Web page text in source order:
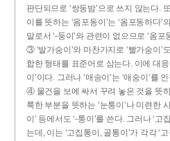
판단되므로 ‘쌍둥밤’으로 쓰지 않는다.
이를 뜻하는 ‘옴포동이’는 ‘옴포동하다’
말로서 ‘-둥이’와 관련이 없으므로 ‘옴
③ ‘발가숭이’와 마찬가지로 ‘빨가숭이’
합한 형태를 표준어로 삼는다. 이에 대
이’이다. 그러나 ‘애송이’는 ‘애숭이’를
④ 물건을 보에 싸서 꾸려 놓은 것을 뜻
룩한 부분을 뜻하는 ‘눈퉁이’나 미련한
이’ 등에서도 ‘-퉁이’를 쓴다. 그러나 ‘고
는데, 이는 ‘고집통이, 골통이’가 각각 ‘고